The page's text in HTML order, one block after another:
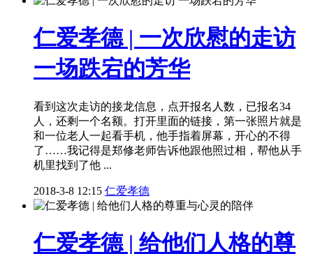
仁爱孝德 | 一次欣慰的走访
一场跌宕的芳华
看到这次走访的接龙信息，点开报名人数，已报名34
人，还剩一个名额。打开里面的链接，第一张照片就是
和一位老人一起看手机，他手指着屏幕，开心的不得
了……我记得是郑修老师告诉他跟他照过相，帮他从手
机里找到了他 ...
2018-3-8 12:15 仁爱孝德
仁爱孝德 | 给他们人格的尊